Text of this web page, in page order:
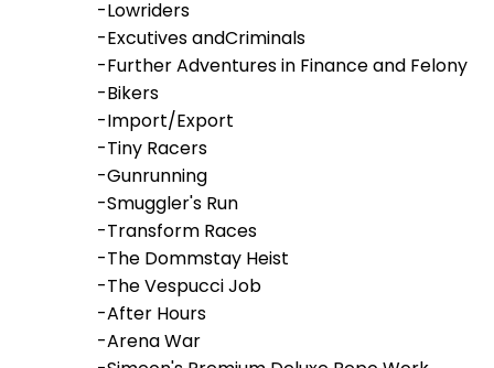
-Lowriders
-Excutives andCriminals
-Further Adventures in Finance and Felony
-Bikers
-Import/Export
-Tiny Racers
-Gunrunning
-Smuggler's Run
-Transform Races
-The Dommstay Heist
-The Vespucci Job
-After Hours
-Arena War